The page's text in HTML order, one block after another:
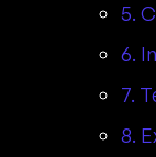
5.
6.
7.
8.